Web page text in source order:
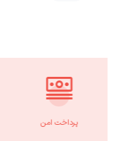
پرداخت امن